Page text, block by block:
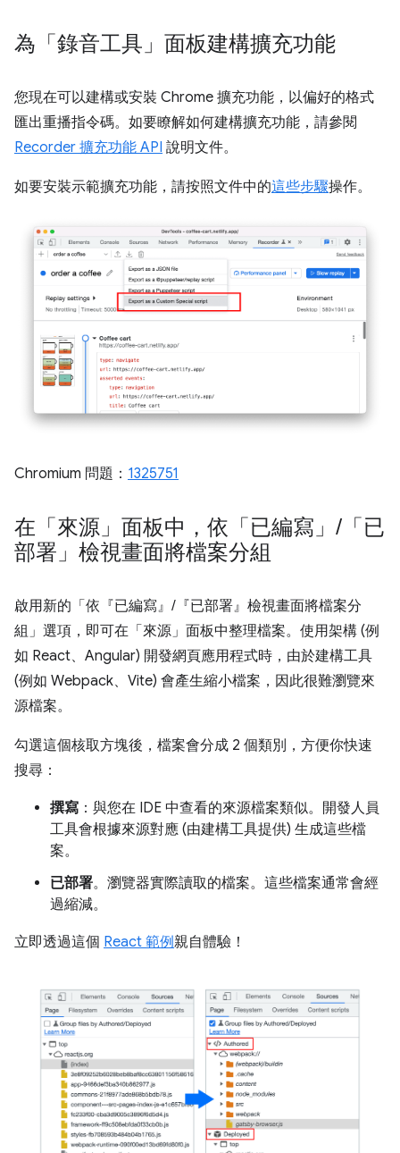
為「錄音工具」面板建構擴充功能
您現在可以建構或安裝 Chrome 擴充功能，以偏好的格式
匯出重播指令碼。如要瞭解如何建構擴充功能，請參閱
Recorder 擴充功能 API 說明文件。
如要安裝示範擴充功能，請按照文件中的這些步驟操作。
Chromium 問題： 1325751
在「來源」面板中，依「已編寫」 / 「已
部署」檢視畫面將檔案分組
啟用新的「依『已編寫』/『已部署』檢視畫面將檔案分
組」 選項，即可在「來源」面板中整理檔案。使用架構 (例
如 React、Angular) 開發網頁應用程式時，由於建構工具
(例如 Webpack、Vite) 會產生縮小檔案，因此很難瀏覽來
源檔案。
勾選這個核取方塊後，檔案會分成 2 個類別，方便你快速
搜尋：
撰寫 ：與您在 IDE 中查看的來源檔案類似。開發人員
工具會根據來源對應 (由建構工具提供) 生成這些檔
案。
已部署。瀏覽器實際讀取的檔案。這些檔案通常會經
過縮減。
立即透過這個 React 範例親自體驗！